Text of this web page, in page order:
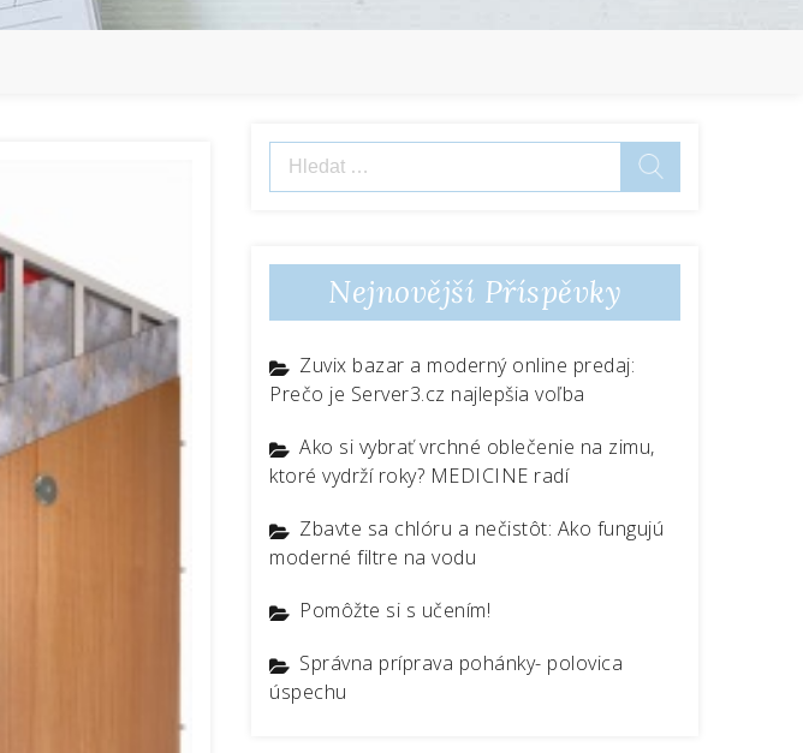
Vyhledávání
Nejnovější Příspěvky
Zuvix bazar a moderný online predaj:
Prečo je Server3.cz najlepšia voľba
Ako si vybrať vrchné oblečenie na zimu,
ktoré vydrží roky? MEDICINE radí
Zbavte sa chlóru a nečistôt: Ako fungujú
moderné filtre na vodu
Pomôžte si s učením!
Správna príprava pohánky- polovica
úspechu